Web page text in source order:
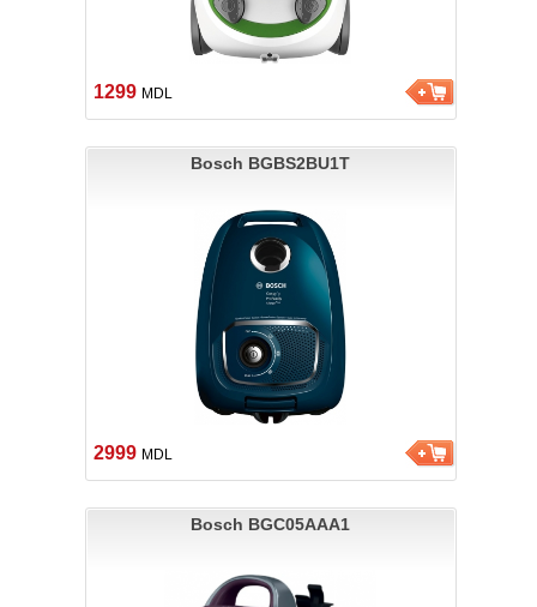
1299 MDL
Bosch BGBS2BU1T
2999 MDL
Bosch BGC05AAA1